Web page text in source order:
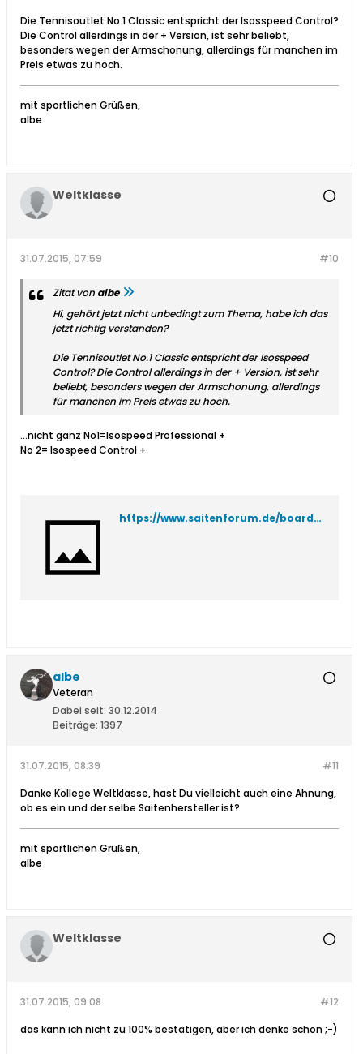
Die Tennisoutlet No.1 Classic entspricht der Isosspeed Control?
Die Control allerdings in der + Version, ist sehr beliebt,
besonders wegen der Armschonung, allerdings für manchen im
Preis etwas zu hoch.
mit sportlichen Grüßen,
albe
Weltklasse
#10
31.07.2015, 07:59
Zitat von albe
Hi, gehört jetzt nicht unbedingt zum Thema, habe ich das
jetzt richtig verstanden?
Die Tennisoutlet No.1 Classic entspricht der Isosspeed
Control? Die Control allerdings in der + Version, ist sehr
beliebt, besonders wegen der Armschonung, allerdings
für manchen im Preis etwas zu hoch.
...nicht ganz No1=Isospeed Professional +
No 2= Isospeed Control +
https://www.saitenforum.de/board/showthread.php?t=23886
albe
Veteran
Dabei seit: 30.12.2014
Beiträge: 1397
#11
31.07.2015, 08:39
Danke Kollege Weltklasse, hast Du vielleicht auch eine Ahnung,
ob es ein und der selbe Saitenhersteller ist?
mit sportlichen Grüßen,
albe
Weltklasse
#12
31.07.2015, 09:08
das kann ich nicht zu 100% bestätigen, aber ich denke schon ;-)